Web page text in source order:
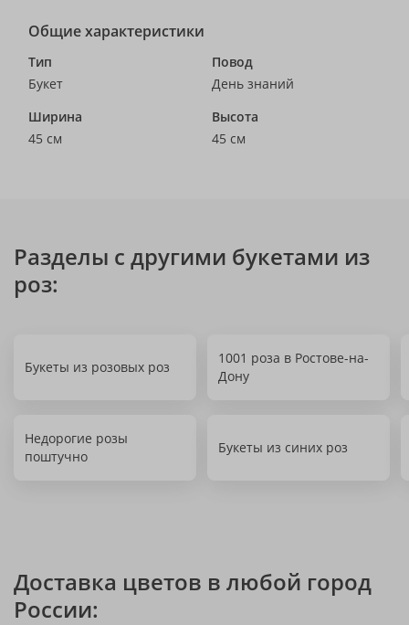
Общие характеристики
Тип
Букет
Повод
День знаний
Ширина
45 см
Высота
45 см
Разделы с другими букетами из
роз:
Букеты из розовых роз
1001 роза в Ростове-на-
Дону
Недорогие розы
поштучно
Букеты из синих роз
Доставка цветов в любой город
России: